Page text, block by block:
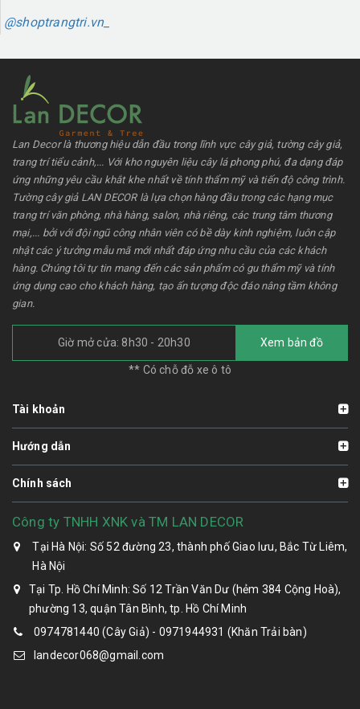
@shoptrangtri.vn_
Lan Decor là thương hiệu dẫn đầu trong lĩnh vực cây giả, tường cây giả,
trang trí tiểu cảnh,... Với kho nguyên liệu cây lá phong phú, đa dạng đáp
ứng những yêu cầu khắt khe nhất về tính thẩm mỹ và tiến độ công trình.
Tường cây giả LAN DECOR là lựa chọn hàng đầu trong các hạng mục
trang trí văn phòng, nhà hàng, salon, nhà riêng, các trung tâm thương
mại,... bởi với đội ngũ công nhân viên có bề dày kinh nghiệm, luôn cập
nhật các ý tưởng mẫu mã mới nhất đáp ứng nhu cầu của các khách
hàng. Chúng tôi tự tin mang đến các sản phẩm có gu thẩm mỹ và tính
ứng dụng cao cho khách hàng, tạo ấn tượng độc đáo nâng tầm không
gian.
Giờ mở cửa: 8h30 - 20h30 Xem bản đồ
** Có chỗ đỗ xe ô tô
Tài khoản
Hướng dẫn
Chính sách
Công ty TNHH XNK và TM LAN DECOR
Tại Hà Nội: Số 52 đường 23, thành phố Giao lưu, Bắc Từ Liêm,
Hà Nội
Tại Tp. Hồ Chí Minh: Số 12 Trần Văn Dư (hẻm 384 Cộng Hoà),
phường 13, quận Tân Bình, tp. Hồ Chí Minh
0974781440 (Cây Giả) - 0971944931 (Khăn Trải bàn)
landecor068@gmail.com